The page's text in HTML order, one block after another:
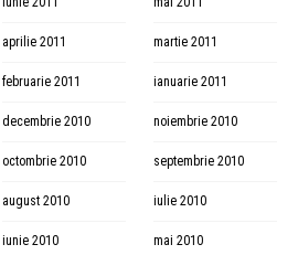
aprilie 2011 martie 2011
februarie 2011 ianuarie 2011
decembrie 2010 noiembrie 2010
octombrie 2010 septembrie 2010
august 2010 iulie 2010
iunie 2010 mai 2010